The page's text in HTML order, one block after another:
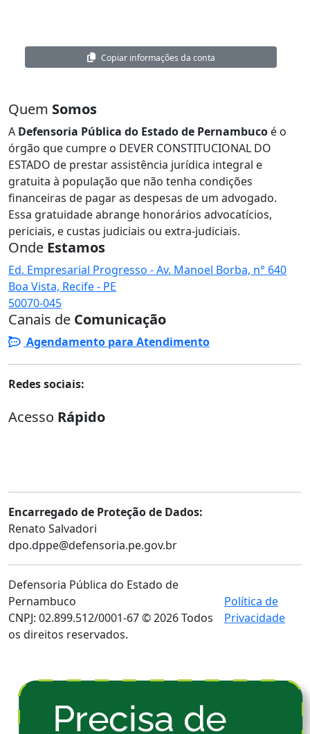
Copiar informações da conta
Quem Somos
A Defensoria Pública do Estado de Pernambuco é o
órgão que cumpre o DEVER CONSTITUCIONAL DO
ESTADO de prestar assistência jurídica integral e
gratuita à população que não tenha condições
financeiras de pagar as despesas de um advogado.
Essa gratuidade abrange honorários advocatícios,
periciais, e custas judiciais ou extra-judiciais.
Onde Estamos
Ed. Empresarial Progresso - Av. Manoel Borba, n° 640
Boa Vista, Recife - PE
50070-045
Canais de Comunicação
Agendamento para Atendimento
Redes sociais:
Acesso Rápido
Encarregado de Proteção de Dados:
Renato Salvadori
dpo.dppe@defensoria.pe.gov.br
Defensoria Pública do Estado de
Pernambuco
CNPJ: 02.899.512/0001-67 © 2026 Todos
os direitos reservados.
Política de
Privacidade